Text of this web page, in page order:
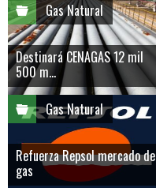
Gas Natural
Destinará CENAGAS 12 mil
500 m...
Gas Natural
Refuerza Repsol mercado de
gas